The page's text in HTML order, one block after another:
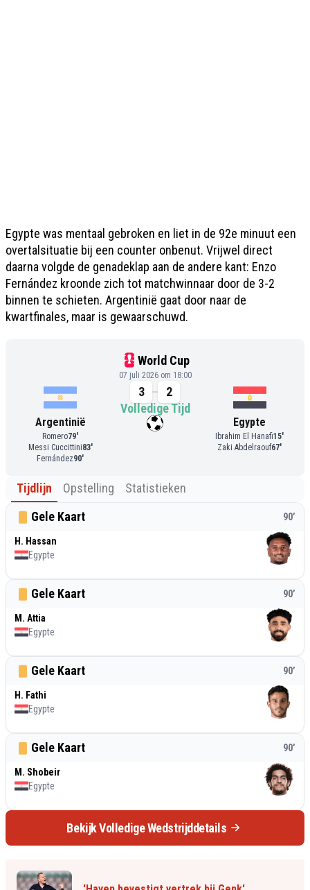
Egypte was mentaal gebroken en liet in de 92e minuut een
overtalsituatie bij een counter onbenut. Vrijwel direct
daarna volgde de genadeklap aan de andere kant: Enzo
Fernández kroonde zich tot matchwinnaar door de 3-2
binnen te schieten. Argentinië gaat door naar de
kwartfinales, maar is gewaarschuwd.
World Cup
07 juli 2026 om 18:00
Argentinië
Romero79'
Messi Cuccittini83'
Fernández90'
3
2
Volledige Tijd
Egypte
Ibrahim El Hanafi15'
Zaki Abdelraouf67'
Tijdlijn Opstelling
Statistieken
Gele Kaart
90’
H. Hassan
Egypte
Gele Kaart 90’
M. Attia
Egypte
Gele Kaart 90’
H. Fathi
Egypte
Gele Kaart 90’
M. Shobeir
Egypte
Bekijk Volledige Wedstrijddetails